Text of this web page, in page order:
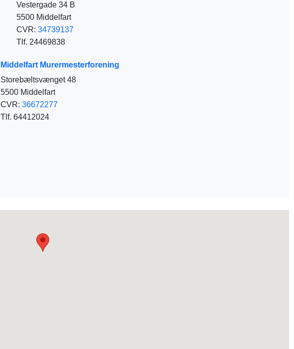
Vestergade 34 B
5500 Middelfart
CVR: 34739137
Tlf. 24469838
Middelfart Murermesterforening
Storebæltsvænget 48
5500 Middelfart
CVR: 36672277
Tlf. 64412024